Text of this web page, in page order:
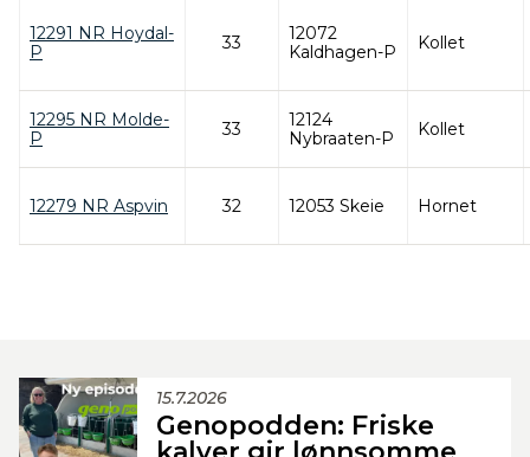
12291 NR Hoydal-
P
33
12072
Kaldhagen-P
Kollet
12295 NR Molde-
P
33
12124
Nybraaten-P
Kollet
12279 NR Aspvin 32 12053 Skeie Hornet
15.7.2026
Genopodden: Friske